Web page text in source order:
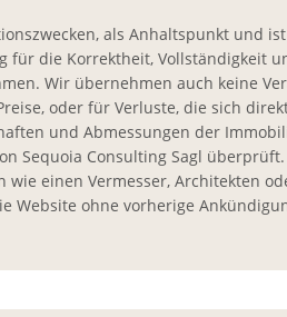
als Anhaltspunkt und
für die Korrektheit, Vollständigkeit
Wir übernehmen auch keine
oder für Verluste, die sich
und Abmessungen der
Sequoia Consulting Sagl überprüft.
einen Vermesser, Architekten
Website ohne vorherige